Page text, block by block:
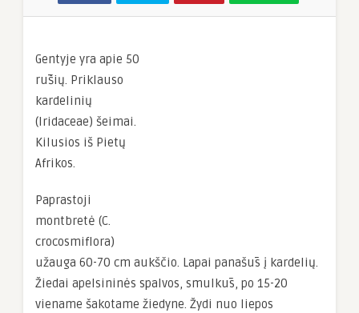
Gentyje yra apie 50
rūšių. Priklauso
kardelinių
(Iridaceae) šeimai.
Kilusios iš Pietų
Afrikos.
Paprastoji
montbretė (C.
crocosmiflora)
užauga 60-70 cm aukščio. Lapai panašūs į kardelių.
Žiedai apelsininės spalvos, smulkūs, po 15-20
viename šakotame žiedyne. Žydi nuo liepos